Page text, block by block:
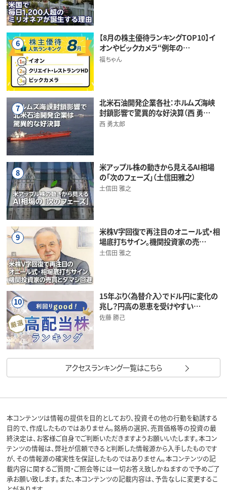
6
【8月の株主優待ランキングTOP10】イ
オンやビックカメラ“例年の…
福ちゃん
7
北米石油開発企業各社：ホルムズ海峡
封鎖影響で驚異的な好決算（西 勇…
西 勇太郎
8
米アップル株の動きから見えるAI相場
の「次のフェーズ」（土信田雅之）
土信田 雅之
9
米株V字回復で再注目のオニール式・相
場底打ちサイン。機関投資家の売…
土信田 雅之
10
15年ぶり〈為替介入〉でドル円に変化の
兆し？円高の恩恵を受けやすい…
佐藤 勝己
アクセスランキング一覧はこちら
本コンテンツは情報の提供を目的としており、投資その他の行動を勧誘する
目的で、作成したものではありません。銘柄の選択、売買価格等の投資の最
終決定は、お客様ご自身でご判断いただきますようお願いいたします。本コン
テンツの情報は、弊社が信頼できると判断した情報源から入手したものです
が、その情報源の確実性を保証したものではありません。本コンテンツの記
載内容に関するご質問・ご照会等には一切お答え致しかねますので予めご了
承お願い致します。また、本コンテンツの記載内容は、予告なしに変更するこ